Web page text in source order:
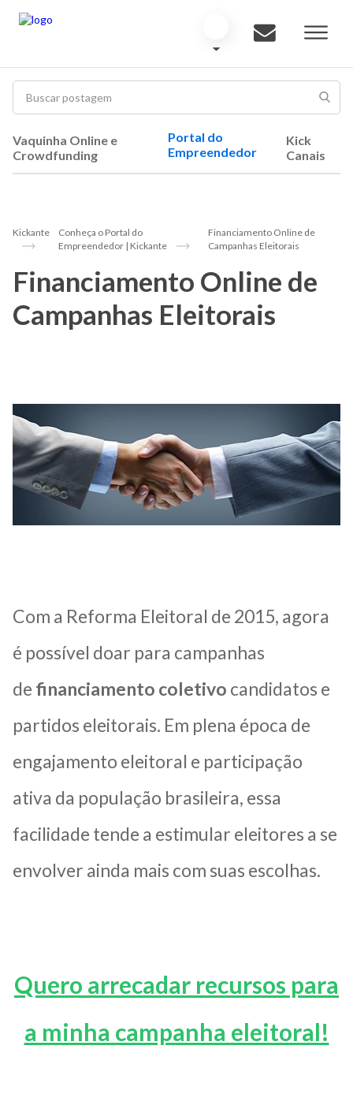
Vaquinha Online e
Crowdfunding
Portal do
Empreendedor
Kick
Canais
Kickante
Conheça o Portal do
Empreendedor | Kickante
Financiamento Online de
Campanhas Eleitorais
Financiamento Online de
Campanhas Eleitorais
Com a Reforma Eleitoral de 2015, agora
é possível doar para campanhas
de financiamento coletivo candidatos e
partidos eleitorais. Em plena época de
engajamento eleitoral e participação
ativa da população brasileira, essa
facilidade tende a estimular eleitores a se
envolver ainda mais com suas escolhas.
Quero arrecadar recursos para
a minha campanha eleitoral!